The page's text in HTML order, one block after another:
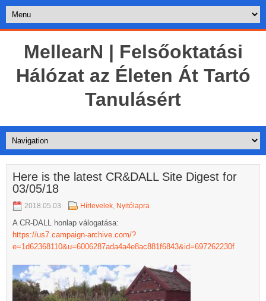
MellearN | Felsőoktatási
Hálózat az Életen Át Tartó
Tanulásért
Here is the latest CR&DALL Site Digest for
03/05/18
2018.05.03. Hírlevelek, Nyitólapra
A CR-DALL honlap válogatása:
https://us7.campaign-archive.com/?
e=1d62368110&u=6006287ada4a4e8ac881f6843&id=697262230f